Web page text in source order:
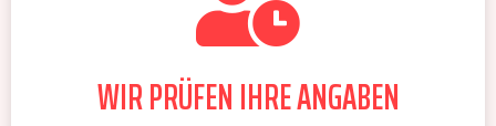
WIR PRÜFEN IHRE ANGABEN